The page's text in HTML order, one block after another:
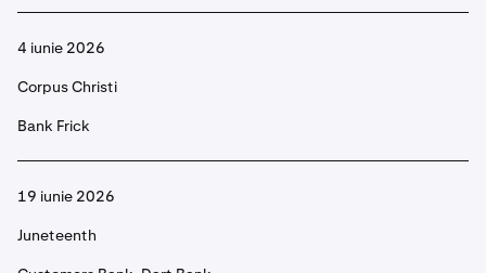
4 iunie 2026
Corpus Christi
Bank Frick
19 iunie 2026
Juneteenth